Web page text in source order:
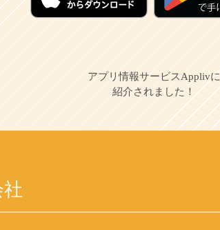
アプリ情報サービスApplivに
紹介されました！